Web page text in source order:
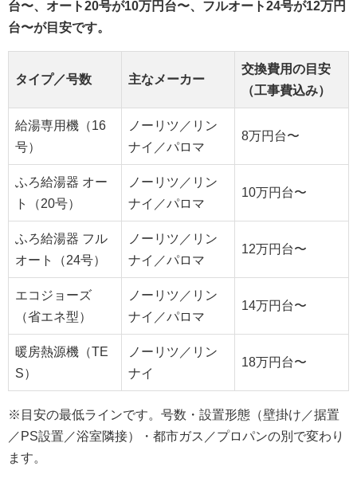
台〜、オート20号が10万円台〜、フルオート24号が12万円
台〜が目安です。
タイプ／号数 主なメーカー
交換費用の目安
（工事費込み）
給湯専用機（16
号）
ノーリツ／リン
ナイ／パロマ
8万円台〜
ふろ給湯器 オー
ト（20号）
ノーリツ／リン
ナイ／パロマ
10万円台〜
ふろ給湯器 フル
オート（24号）
ノーリツ／リン
ナイ／パロマ
12万円台〜
エコジョーズ
（省エネ型）
ノーリツ／リン
ナイ／パロマ
14万円台〜
暖房熱源機（TE
S）
ノーリツ／リン
ナイ
18万円台〜
※目安の最低ラインです。号数・設置形態（壁掛け／据置
／PS設置／浴室隣接）・都市ガス／プロパンの別で変わり
ます。